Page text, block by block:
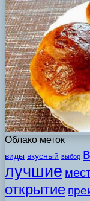
Облако меток
виды вкусный выбор
лучшие
открытие